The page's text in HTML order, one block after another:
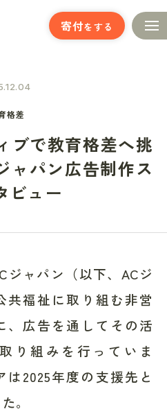
寄付をする
格差
ブで教育格差へ挑
パン広告制作ス
ビュー
ジャパン（以下、ACジ
共福祉に取り組む非営
、広告を通してその活
り組みを行っていま
は2025年度の支援先と
。